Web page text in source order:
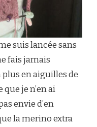
suis lancée sans
fais jamais
plus en aiguilles de
je n’en ai
envie d’en
la merino extra